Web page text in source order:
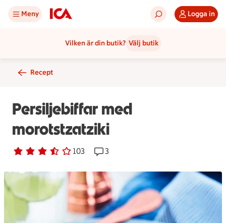
Meny Logga in
Vilken är din butik? Välj butik
Recept
Persiljebiffar med
morotstzatziki
Betyg 3.1 av 5. 103
103 personer har röstatReceptet har 3 kommentarer
3